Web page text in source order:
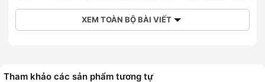
Garmin Instinct 2X sở hữu mặt kính sạc bằng năng lượng
mặt trời được tối ưu hơn giúp kéo dài thời lượng pin, cung
XEM TOÀN BỘ BÀI VIẾT
Tham khảo các sản phẩm tương tự